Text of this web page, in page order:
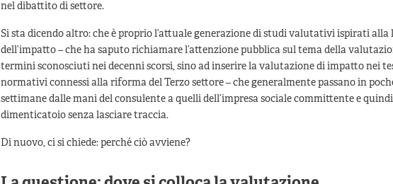
nel dibattito di settore.
Si sta dicendo altro: che è proprio l’attuale generazione di studi valutativi ispirati alla
dell’impatto – che ha saputo richiamare l’attenzione pubblica sul tema della
termini sconosciuti nei decenni scorsi, sino ad inserire la valutazione di impatto nei
normativi connessi alla riforma del Terzo settore – che generalmente passano in
settimane dalle mani del consulente a quelli dell’impresa sociale committente e
dimenticatoio senza lasciare traccia.
Di nuovo, ci si chiede: perché ciò avviene?